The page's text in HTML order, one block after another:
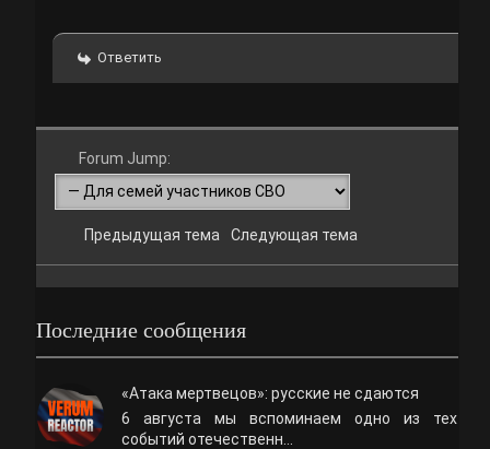
Ответить
Forum Jump:
Предыдущая тема Следующая тема
Последние сообщения
«Атака мертвецов»: русские не сдаются
6 августа мы вспоминаем одно из тех
событий отечественн...